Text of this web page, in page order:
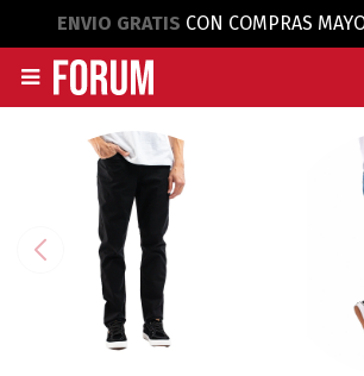
ENVIO GRATIS CON COMPRAS
